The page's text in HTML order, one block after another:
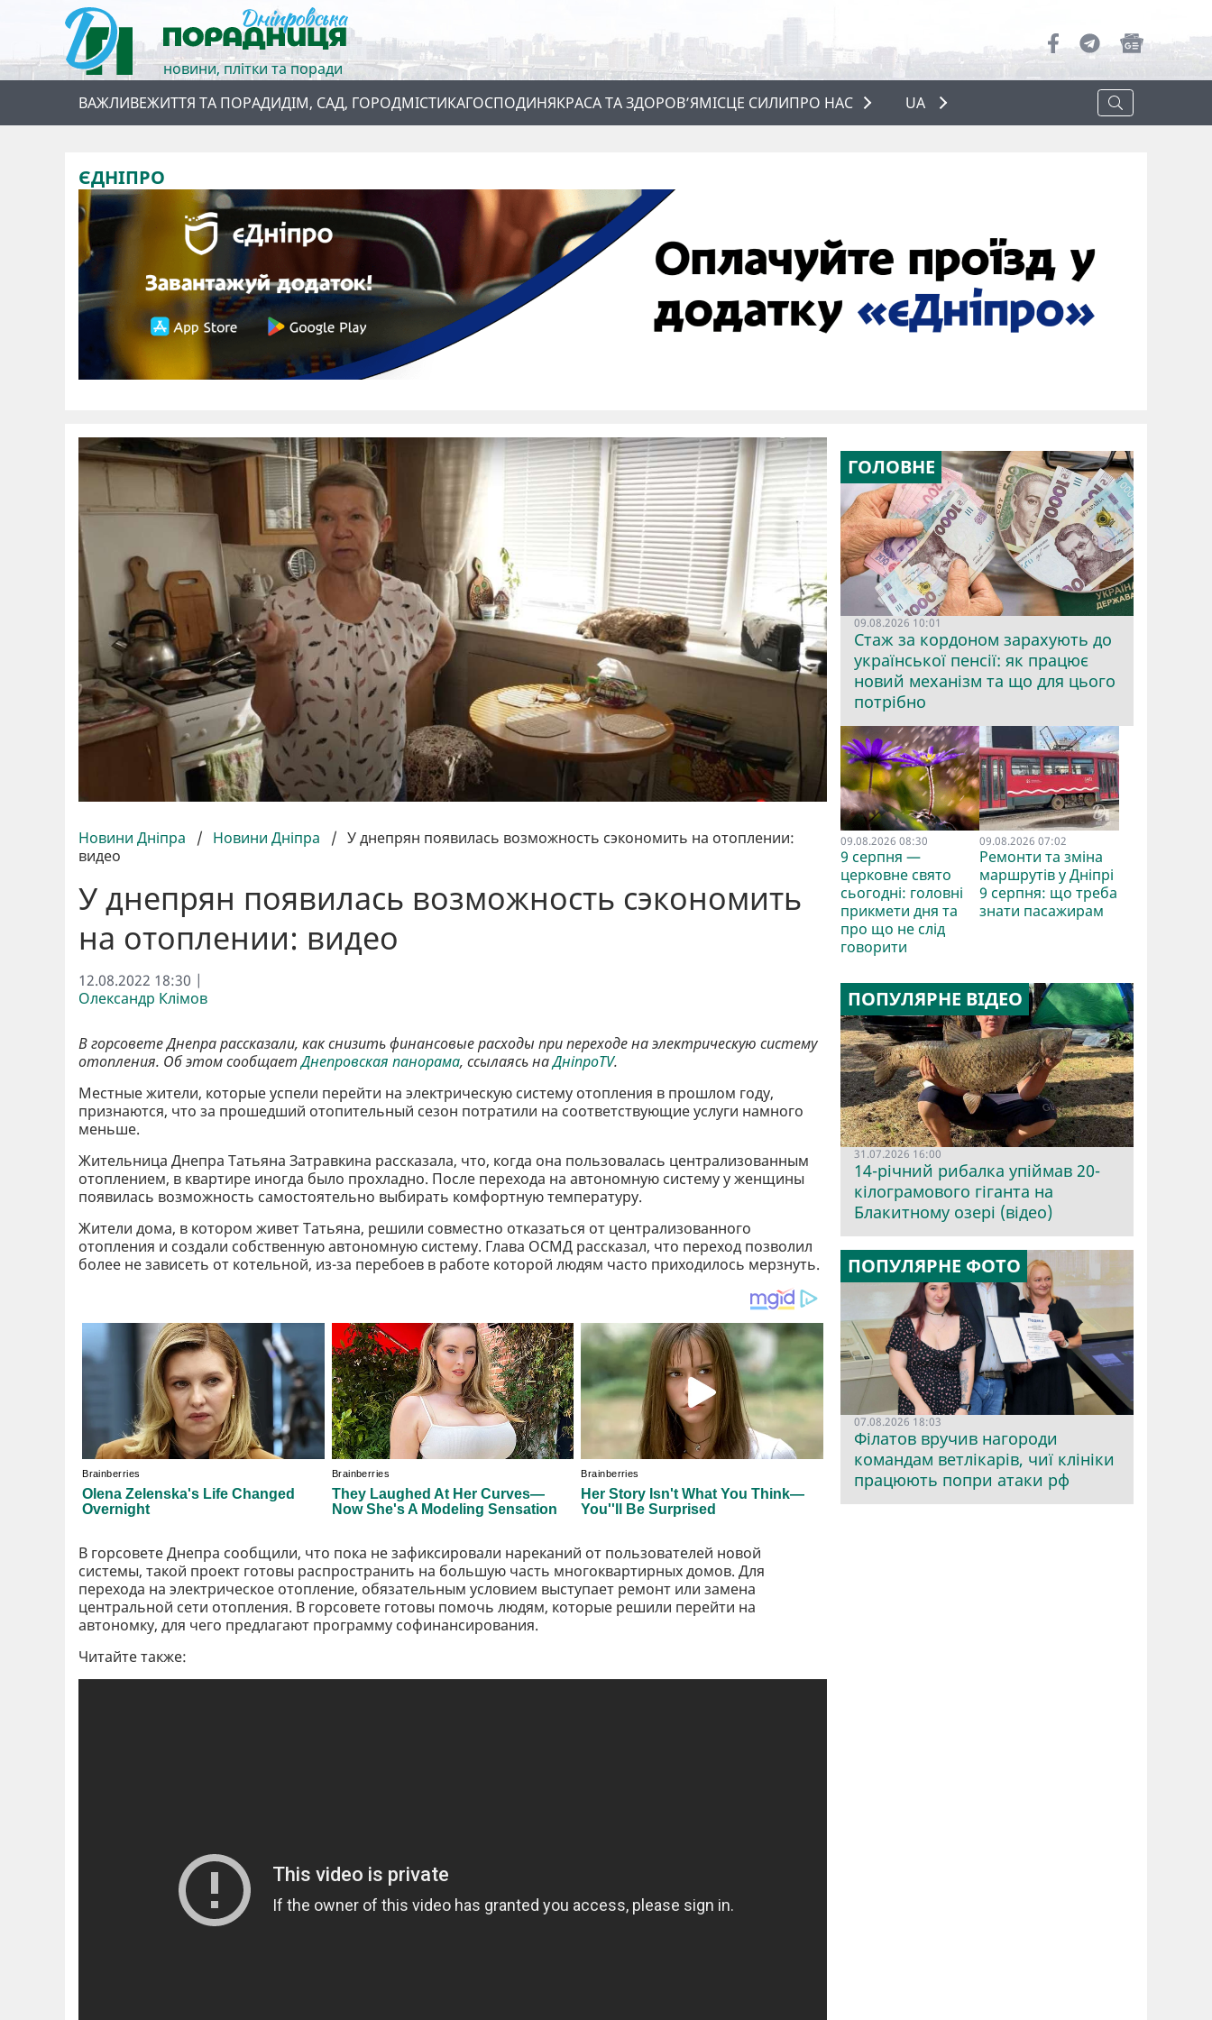
новини, плітки та поради
ВАЖЛИВЕЖИТТЯ ТА ПОРАДИДІМ, САД, ГОРОДМІСТИКАГОСПОДИНЯКРАСА ТА ЗДОРОВ’ЯМІСЦЕ СИЛИПРО НАС
ПРО НАС
UA
ЄДНІПРО
Новини Дніпра / Новини Дніпра / У днепрян появилась возможность сэкономить на отоплении:
видео
У днепрян появилась возможность сэкономить
на отоплении: видео
12.08.2022 18:30 |
Олександр Клімов
В горсовете Днепра рассказали, как снизить финансовые расходы при переходе на электрическую систему
отопления. Об этом сообщаетДнепровская панорама, ссылаясь наДніпроTV.
Местные жители, которые успели перейти на электрическую систему отопления в прошлом году,
признаются, что за прошедший отопительный сезон потратили на соответствующие услуги намного
меньше.
Жительница Днепра Татьяна Затравкина рассказала, что, когда она пользовалась централизованным
отоплением, в квартире иногда было прохладно. После перехода на автономную систему у женщины
появилась возможность самостоятельно выбирать комфортную температуру.
Жители дома, в котором живет Татьяна, решили совместно отказаться от централизованного
отопления и создали собственную автономную систему. Глава ОСМД рассказал, что переход позволил
более не зависеть от котельной, из-за перебоев в работе которой людям часто приходилось мерзнуть.
В горсовете Днепра сообщили, что пока не зафиксировали нареканий от пользователей новой
системы, такой проект готовы распространить на большую часть многоквартирных домов. Для
перехода на электрическое отопление, обязательным условием выступает ремонт или замена
центральной сети отопления. В горсовете готовы помочь людям, которые решили перейти на
автономку, для чего предлагают программу софинансирования.
Читайте также:
ГОЛОВНЕ
09.08.2026 10:01
Стаж за кордоном зарахують до
української пенсії: як працює
новий механізм та що для цього
потрібно
09.08.2026 08:30
9 серпня —
церковне свято
сьогодні: головні
прикмети дня та
про що не слід
говорити
09.08.2026 07:02
Ремонти та зміна
маршрутів у Дніпрі
9 серпня: що треба
знати пасажирам
ПОПУЛЯРНЕ ВІДЕО
31.07.2026 16:00
14-річний рибалка упіймав 20-
кілограмового гіганта на
Блакитному озері (відео)
ПОПУЛЯРНЕ ФОТО
07.08.2026 18:03
Філатов вручив нагороди
командам ветлікарів, чиї клініки
працюють попри атаки рф